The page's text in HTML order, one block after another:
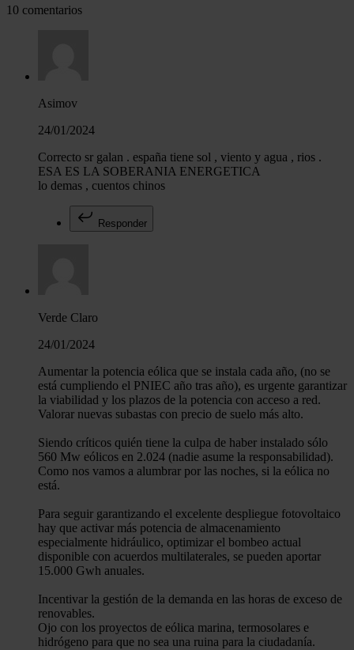
10 comentarios
Asimov
24/01/2024
Correcto sr galan . españa tiene sol , viento y agua , rios .
ESA ES LA SOBERANIA ENERGETICA
lo demas , cuentos chinos
Responder
Verde Claro
24/01/2024
Aumentar la potencia eólica que se instala cada año, (no se
está cumpliendo el PNIEC año tras año), es urgente garantizar
la viabilidad y los plazos de la potencia con acceso a red.
Valorar nuevas subastas con precio de suelo más alto.
Siendo críticos quién tiene la culpa de haber instalado sólo
560 Mw eólicos en 2.024 (nadie asume la responsabilidad).
Como nos vamos a alumbrar por las noches, si la eólica no
está.
Para seguir garantizando el excelente despliegue fotovoltaico
hay que activar más potencia de almacenamiento
especialmente hidráulico, optimizar el bombeo actual
disponible con acuerdos multilaterales, se pueden aportar
15.000 Gwh anuales.
Incentivar la gestión de la demanda en las horas de exceso de
renovables.
Ojo con los proyectos de eólica marina, termosolares e
hidrógeno para que no sea una ruina para la ciudadanía.